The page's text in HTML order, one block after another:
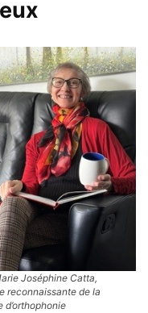
Joséphine Catta,
reconnaissante de la
d’orthophonie